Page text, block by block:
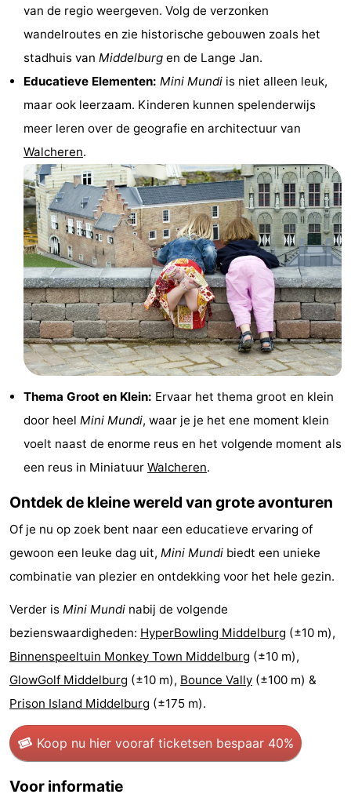
Binnenspeeltuinen
Bowlen
Wellness
centra
Dorpen
Steden
Natuur
Rondleidingen
Sporten
Zwembaden
Fietsen
Wandelen
Paardrijden
Golfbanen
en
drinken
Ringrijden
Evenementen
Praktisch
Forum
Route
-
Parkeren
Veerboot
Reisboekenwinkel
Nieuws
Medische
adressen
Regio
van de regio weergeven. Volg de verzonken
wandelroutes en zie historische gebouwen zoals het
stadhuis van Middelburg en de Lange Jan.
Educatieve Elementen: Mini Mundi is niet alleen leuk,
maar ook leerzaam. Kinderen kunnen spelenderwijs
meer leren over de geografie en architectuur van
Walcheren.
Thema Groot en Klein: Ervaar het thema groot en klein
door heel Mini Mundi, waar je je het ene moment klein
voelt naast de enorme reus en het volgende moment als
een reus in Miniatuur Walcheren.
Ontdek de kleine wereld van grote avonturen
Of je nu op zoek bent naar een educatieve ervaring of
gewoon een leuke dag uit, Mini Mundi biedt een unieke
combinatie van plezier en ontdekking voor het hele gezin.
Verder is Mini Mundi nabij de volgende
bezienswaardigheden: HyperBowling Middelburg (±10 m),
Binnenspeeltuin Monkey Town Middelburg (±10 m),
GlowGolf Middelburg (±10 m), Bounce Vally (±100 m) &
Prison Island Middelburg (±175 m).
Koop nu hier vooraf ticketsen bespaar 40%
Voor informatie